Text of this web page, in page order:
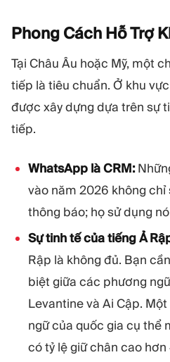
Phong Cách Hỗ Trợ
Tại Châu Âu hoặc Mỹ, một
tiếp là tiêu chuẩn. Ở khu
được xây dựng dựa trên sự
tiếp.
WhatsApp là CRM:
vào năm 2026 không
thông báo; họ sử dụng
Sự tinh tế của tiếng Ả
Rập là không đủ. Bạn
biệt giữa các phương
Levantine và Ai Cập.
ngữ của quốc gia cụ thể
có tỷ lệ giữ chân cao hơn